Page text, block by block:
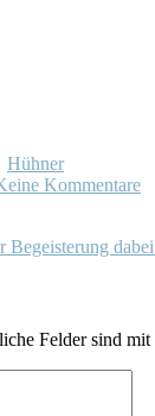
Hühner
Kommentare
Begeisterung dabei
Felder sind mit